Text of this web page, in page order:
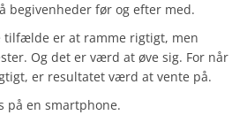
begivenheder før og efter med.
tilfælde er at ramme rigtigt, men
Og det er værd at øve sig. For når
er resultatet værd at vente på.
på en smartphone.